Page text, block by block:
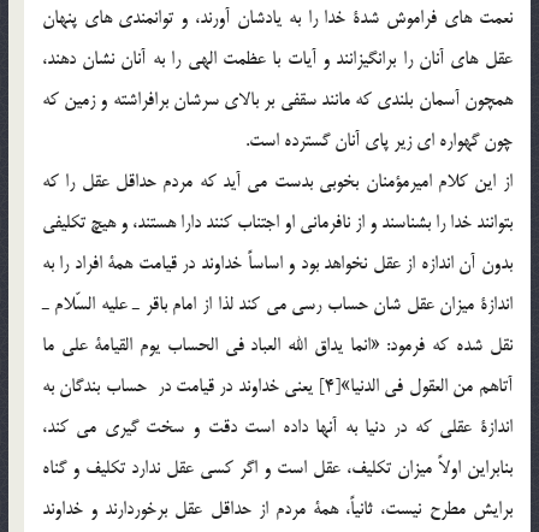
نعمت هاي فراموش شدة خدا را به يادشان آورند، و توان­مندي هاي پنهان
عقل هاي آنان را برانگيزانند و آيات با عظمت الهي را به آنان نشان دهند،
همچون آسمان بلندي كه مانند سقفي بر بالاي سرشان برافراشته و زمين كه
چون گهواره اي زير پاي آنان گسترده است.
از اين كلام اميرمؤمنان بخوبي بدست مي آيد كه مردم حداقل عقل را كه
بتوانند خدا را بشناسند و از نافرماني او اجتناب كنند دارا هستند، و هيچ تکليفي
بدون آن اندازه از عقل نخواهد بود و اساساً خداوند در قيامت همة افراد را به
اندازة ميزان عقل شان حساب رسي مي كند لذا از امام باقر ـ عليه السّلام ـ
نقل شده كه فرمود: «انما يداق الله العباد في الحساب يوم القيامة علي ما
آتاهم من العقول في الدنيا»[4] يعني خداوند در قيامت در حساب بندگان به
اندازة عقلي كه در دنيا به آنها داده است دقت و سخت گيري مي كند،
بنابراين اولاً ميزان تكليف، عقل است و اگر كسي عقل ندارد تكليف و گناه
برايش مطرح نيست، ثانياً، همة مردم از حداقل عقل برخوردارند و خداوند